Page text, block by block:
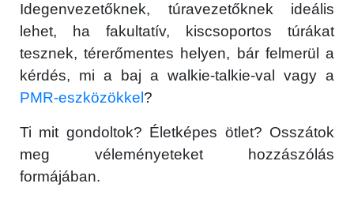
Idegenvezetőknek, túravezetőknek ideális
lehet, ha fakultatív, kiscsoportos túrákat
tesznek, térerőmentes helyen, bár felmerül a
kérdés, mi a baj a walkie-talkie-val vagy a
PMR-eszközökkel ?
Ti mit gondoltok? Életképes ötlet? Osszátok
meg véleményeteket hozzászólás
formájában.
Főoldal
Közösség
GYIK
Használt Apple